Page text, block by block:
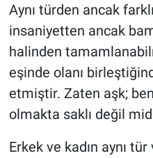
Aynı türden ancak
insaniyetten ancak
halinden
eşinde olanı
etmiştir. Zaten aşk;
olmakta saklı değil
Erkek ve kadın aynı tür